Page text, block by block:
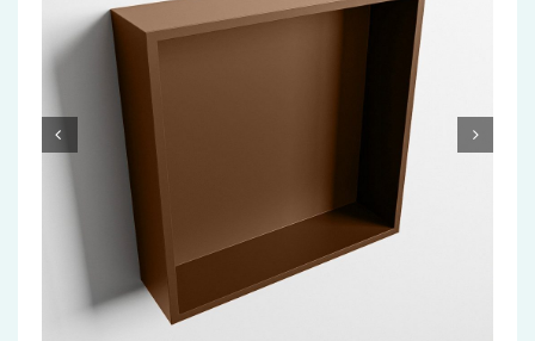
Installatiemateriaal
Klimaatbeheersing
Tegels